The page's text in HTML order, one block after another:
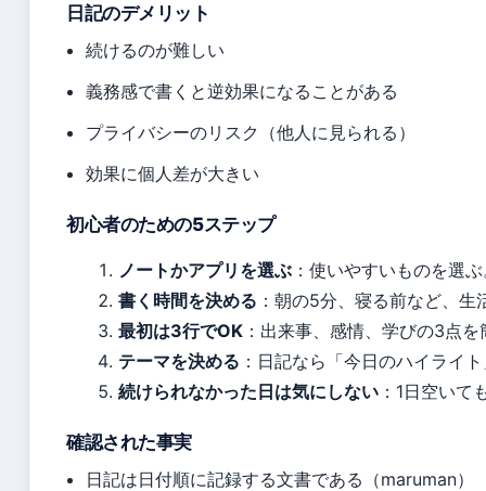
日記のデメリット
続けるのが難しい
義務感で書くと逆効果になることがある
プライバシーのリスク（他人に見られる）
効果に個人差が大きい
初心者のための5ステップ
ノートかアプリを選ぶ ：使いやすいものを選
書く時間を決める ：朝の5分、寝る前など、
最初は3行でOK ：出来事、感情、学びの3点
テーマを決める ：日記なら「今日のハイライ
続けられなかった日は気にしない ：1日空い
確認された事実
日記は日付順に記録する文書である（maruman）